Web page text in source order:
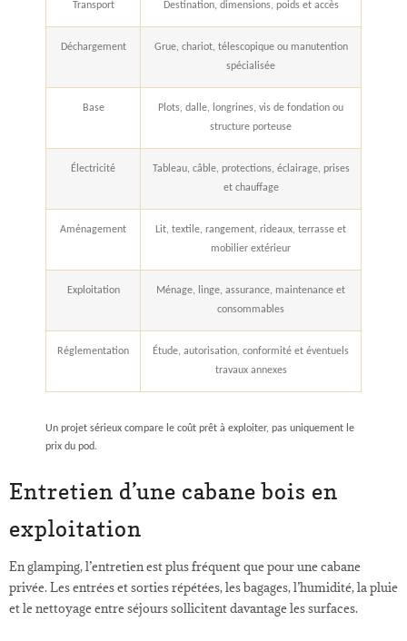
Transport Destination, dimensions, poids et accès
Déchargement
Grue, chariot, télescopique ou manutention
spécialisée
Base
Plots, dalle, longrines, vis de fondation ou
structure porteuse
Électricité
Tableau, câble, protections, éclairage, prises
et chauffage
Aménagement
Lit, textile, rangement, rideaux, terrasse et
mobilier extérieur
Exploitation
Ménage, linge, assurance, maintenance et
consommables
Réglementation
Étude, autorisation, conformité et éventuels
travaux annexes
Un projet sérieux compare le coût prêt à exploiter, pas uniquement le
prix du pod.
Entretien d’une cabane bois en
exploitation
En glamping, l’entretien est plus fréquent que pour une cabane
privée. Les entrées et sorties répétées, les bagages, l’humidité, la pluie
et le nettoyage entre séjours sollicitent davantage les surfaces.